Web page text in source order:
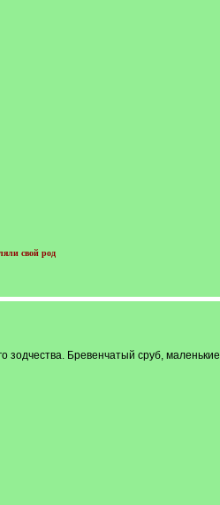
свой род
Бревенчатый сруб,